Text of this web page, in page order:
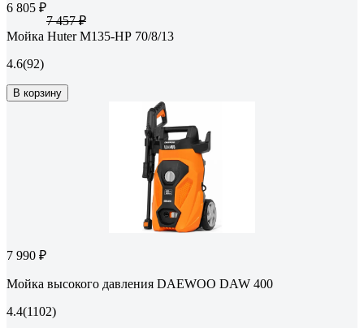
6 805 ₽
7 457 ₽
Мойка Huter М135-НР 70/8/13
4.6(92)
В корзину
7 990 ₽
Мойка высокого давления DAEWOO DAW 400
4.4(1102)